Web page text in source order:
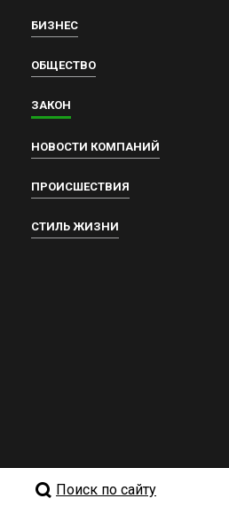
БИЗНЕС
ОБЩЕСТВО
ЗАКОН
НОВОСТИ КОМПАНИЙ
ПРОИСШЕСТВИЯ
СТИЛЬ ЖИЗНИ
Поиск по сайту